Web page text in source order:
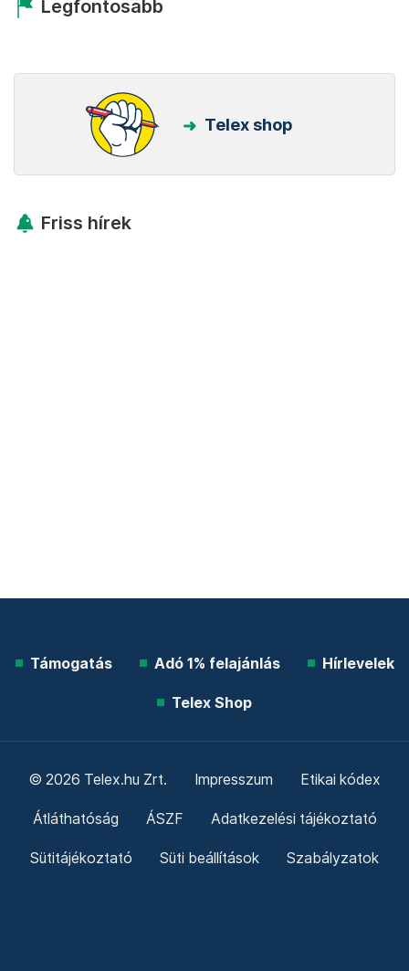
Legfontosabb
Telex shop
Friss hírek
Támogatás Adó 1% felajánlás Hírlevelek
Telex Shop
© 2026 Telex.hu Zrt. Impresszum Etikai kódex
Átláthatóság ÁSZF Adatkezelési tájékoztató
Sütitájékoztató Süti beállítások Szabályzatok